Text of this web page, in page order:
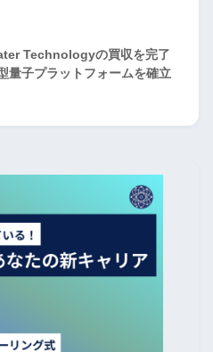
Technologyの買収を完了
量子プラットフォームを確立